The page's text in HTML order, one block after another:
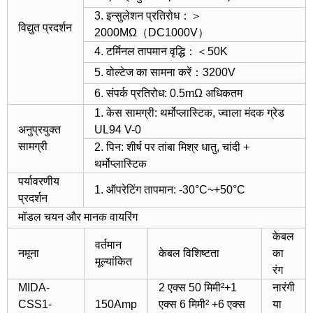
विद्युत प्रदर्शन
3. इन्सुलेशन प्रतिरोध：＞
2000MΩ（DC1000V）
4. टर्मिनल तापमान वृद्धि：＜50K
5. वोल्टेज का सामना करें：3200V
6. संपर्क प्रतिरोध: 0.5mΩ अधिकतम
अनुप्रयुक्त
सामग्री
1. केस सामग्री: थर्मोप्लास्टिक, ज्वाला मंदक ग्रेड
UL94 V-0
2. पिन: शीर्ष पर तांबा मिश्र धातु, चांदी +
थर्मोप्लास्टिक
पर्यावरणीय
प्रदर्शन
1. ऑपरेटिंग तापमान: -30°C~+50°C
मॉडल चयन और मानक वायरिंग
नमूना
वर्तमान
मूल्यांकित
केबल विशिष्टता
केबल
का
रंग
MIDA-
CSS1-
150Amp
2 एक्स 50 मिमी²+1
एक्स 6 मिमी² +6 एक्स
नारंगी
या